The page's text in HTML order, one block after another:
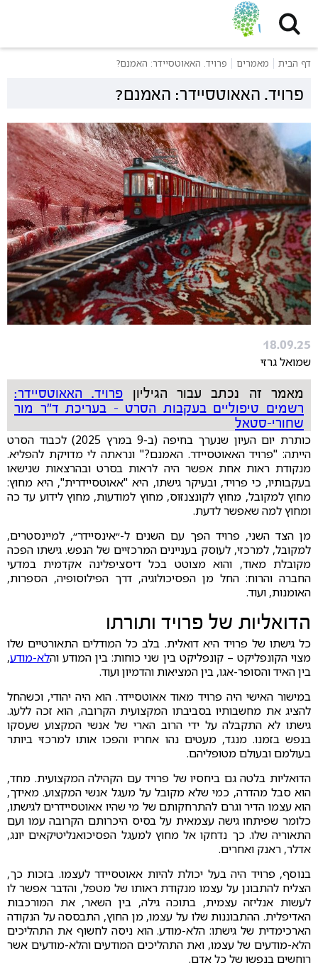
דף הבית מאמרים פרויד. האאוטסיידר: האמנם?
פרויד. האאוטסיידר: האמנם?
18.09.25
שמואל גרזי
מאמר זה נכתב עבור הגיליון פרויד. האאוטסיידר:
רשמים טיפוליים בעקבות הסרט - בעריכת ד"ר מור
שחורי-סטאל
כותרת יום העיון שנערך בחיפה (ב-9 במרץ 2025) לכבוד הסרט
הייתה: "פרויד האאוטסיידר. האמנם?" ונראתה לי מדויקת להפליא.
מנקודת ראות אחת אפשר היה לראות בסרט ובהרצאות שנישאו
בעקבותיו, כי פרויד, ובעיקר גישתו, היא "אאוטסיידרית", היא מחוץ:
מחוץ למקובל, מחוץ לקונצנזוס, מחוץ למודעות, מחוץ לידוע עד כה
ומחוץ למה שאפשר לדעת.
מן הצד השני, פרויד הפך עם השנים ל-״אינסיידר״, למיינסטרים,
למקובל, למרכזי, לעוסק בעניינים המרכזיים של הנפש. גישתו הפכה
מקובלת מאוד, והוא מצוטט בכל דיסציפלינה אקדמית במדעי
החברה והרוח: החל מן הפסיכולוגיה, דרך הפילוסופיה, הספרות,
האומנות, ועוד.
הדואליות של פרויד ותורתו
כל גישתו של פרויד היא דואלית. בלב כל המודלים התאורטיים שלו
מצוי הקונפליקט – קונפליקט בין שני כוחות: בין המודע והלא-מודע,
בין האיד והסופר-אגו, בין המציאות והדמיון ועוד.
במישור האישי היה פרויד מאוד אאוטסיידר. הוא היה יהודי, וכשהחל
להציג את מחשבותיו בסביבתו המקצועית הקרובה, הוא זכה ללעג.
גישתו לא התקבלה על ידי הרוב הארי של אנשי המקצוע שעסקו
בנפש בזמנו. מנגד, מעטים נהו אחריו והפכו אותו למרכזי ביותר
בעולמם ובעולם מטופליהם.
הדואליות בלטה גם ביחסיו של פרויד עם הקהילה המקצועית. מחד,
הוא סבל מהדרה, כמי שלא מקובל על מעגל אנשי המקצוע. מאידך,
הוא עצמו הדיר וגרם להתרחקותם של מי שהיו אאוטסיידרים לגישתו,
כלומר שפיתחו גישה עצמאית על בסיס היכרותם הקרובה עמו ועם
התאוריה שלו. כך נדחקו אל מחוץ למעגל הפסיכואנליטיקאים יונג,
אדלר, ראנק ואחרים.
בנוסף, פרויד היה בעל יכולת להיות אאוטסיידר לעצמו. בזכות כך,
הצליח להתבונן על עצמו מנקודת ראותו של מטפל, והדבר אפשר לו
לעשות אנליזה עצמית, בתוכה גילה, בין השאר, את המורכבות
האדיפלית. ההתבוננות שלו על עצמו, מן החוץ, התבססה על הנקודה
הארכימדית של גישתו: הלא-מודע. הוא ניסה לחשוף את התהליכים
הלא-מודעים של עצמו, ואת התהליכים המודעים והלא-מודעים אשר
רוחשים בנפשו של כל אדם.